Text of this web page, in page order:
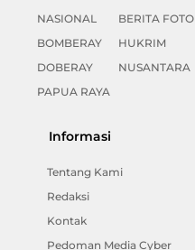
NASIONAL
BOMBERAY
DOBERAY
PAPUA RAYA
BERITA FOTO
HUKRIM
NUSANTARA
Informasi
Tentang Kami
Redaksi
Kontak
Pedoman Media Cyber